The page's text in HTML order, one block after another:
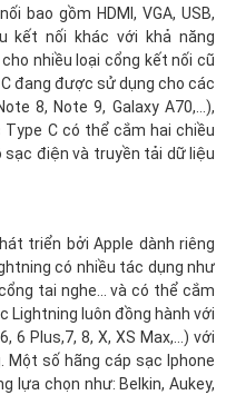
bao gồm HDMI, VGA, USB,
kết nối khác với khả năng
nhiều loại cổng kết nối cũ
đang được sử dụng cho các
8, Note 9, Galaxy A70,…),
Type C có thể cắm hai chiều
sạc điện và truyền tải dữ liệu
triển bởi Apple dành riêng
có nhiều tác dụng như
tai nghe… và có thể cắm
Lightning luôn đồng hành với
6 Plus,7, 8, X, XS Max,…) với
Một số hãng cáp sạc Iphone
lựa chọn như: Belkin, Aukey,